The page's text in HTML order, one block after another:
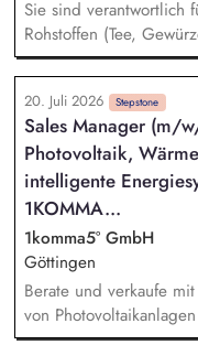
Planung und Montage
Sie sind verantwortlich
Rohstoffen (Tee,
weiter Sie analysieren
Beschaffungsquellen im
Lieferkette gehört zu
den Abteilungen
Marketing und Vertrieb
20. Juli 2026 Stepstone
Sales Manager (m/
Photovoltaik,
intelligente
1KOMMA...
1komma5° GmbH
Göttingen
Berate und verkaufe
von
und Wallboxen bis hin